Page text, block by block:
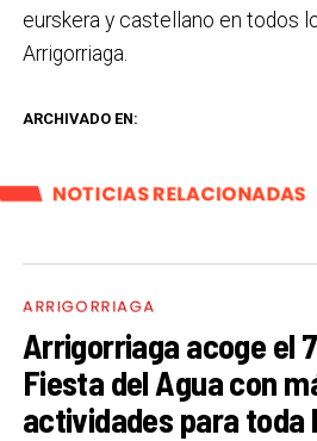
eurskera y castellano en todos
Arrigorriaga.
ARCHIVADO EN:
NOTICIAS RELACIONADAS
ARRIGORRIAGA
Arrigorriaga acoge el
Fiesta del Agua con
actividades para toda